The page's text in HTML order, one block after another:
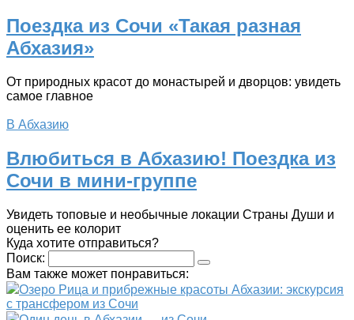
Поездка из Сочи «Такая разная
Абхазия»
От природных красот до монастырей и дворцов: увидеть
самое главное
В Абхазию
Влюбиться в Абхазию! Поездка из
Сочи в мини-группе
Увидеть топовые и необычные локации Страны Души и
оценить ее колорит
Куда хотите отправиться?
Поиск:
Вам также может понравиться:
Озеро Рица и прибрежные красоты Абхазии: экскурсия
с трансфером из Сочи